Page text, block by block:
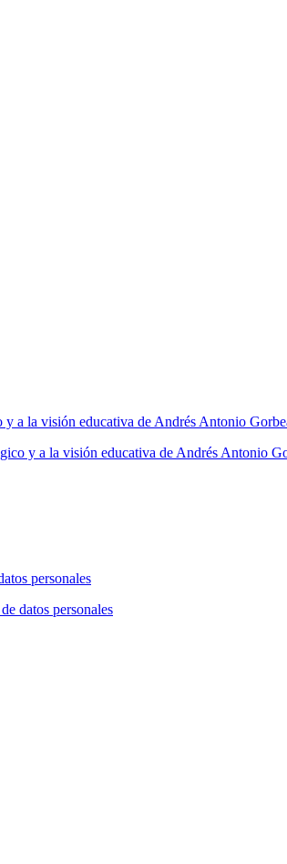
y a la visión educativa de Andrés Antonio
datos personales